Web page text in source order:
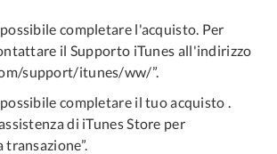
completare l'acquisto. Per
il Supporto iTunes all'indirizzo
support/itunes/ww/”.
completare il tuo acquisto .
di iTunes Store per